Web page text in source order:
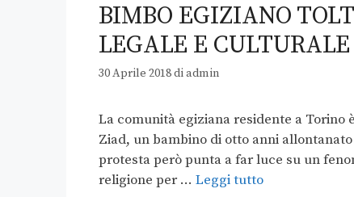
BIMBO EGIZIANO
LEGALE E CULTURALE
30 Aprile 2018diadmin
La comunità egiziana residente a
Ziad, un bambino di otto anni
protesta però punta a far luce su un
religione per … Leggi tutto